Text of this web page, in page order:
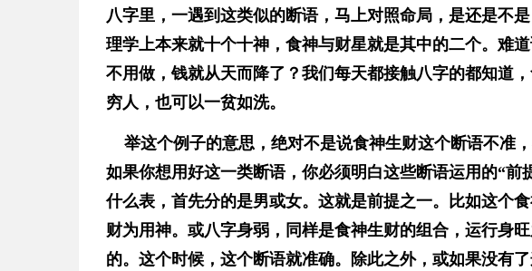
八字里，一遇到这类似的断语，马上对照命局，是还是不
理学上本来就十个十神，食神与财星就是其中的二个。难
不用做，钱就从天而降了？我们每天都接触八字的都知道
穷人，也可以一贫如洗。
举这个例子的意思，绝对不是说食神生财这个断语不准
如果你想用好这一类断语，你必须明白这些断语运用的“
什么表，首先分的是男或女。这就是前提之一。比如这个
财为用神。或八字身弱，同样是食神生财的组合，运行身
的。这个时候，这个断语就准确。除此之外，或如果没有